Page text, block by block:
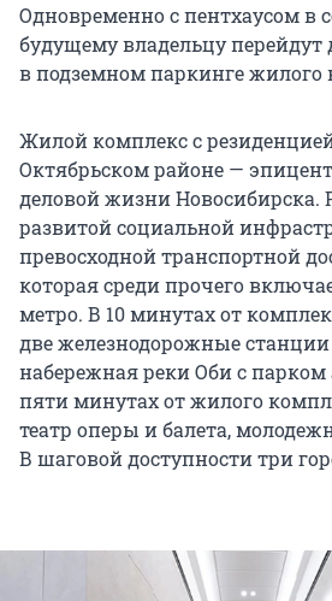
Одновременно с пентхаусом в
будущему владельцу
в подземном паркинге жилого
Жилой комплекс с
Октябрьском районе —
деловой жизни Новосибирска.
развитой социальной
превосходной транспортной
которая среди прочего
метро. В 10 минутах от
две железнодорожные станции
набережная реки Оби с парком
пяти минутах от жилого
театр оперы и балета,
В шаговой доступности три